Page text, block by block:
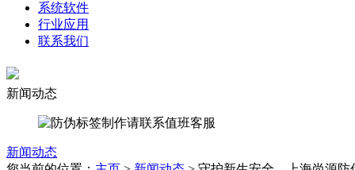
系统软件
行业应用
联系我们
新闻动态
新闻动态